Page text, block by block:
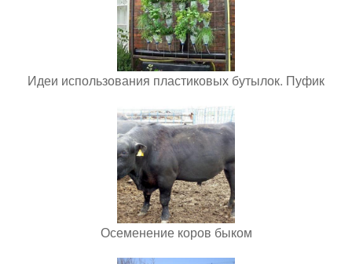
Идеи использования пластиковых бутылок. Пуфик
Осеменение коров быком